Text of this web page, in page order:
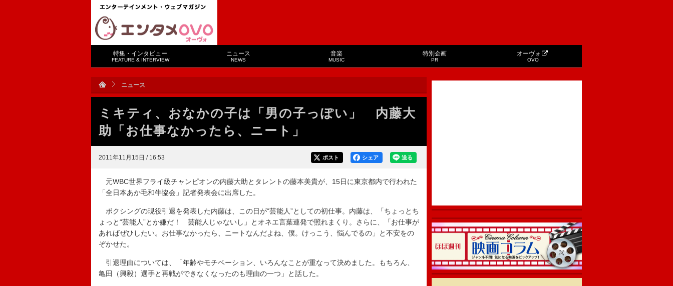
特集・インタビュー
FEATURE & INTERVIEW
ニュース
NEWS
音楽
MUSIC
特別企画
PR
オーヴォ
OVO
ニュース
ミキティ、おなかの子は「男の子っぽい」 内藤大
助「お仕事なかったら、ニート」
2011年11月15日 / 16:53 送る
シェア
ポスト
元WBC世界フライ級チャンピオンの内藤大助とタレントの藤本美貴が、15日に東京都内で行われた
「全日本あか毛和牛協会」記者発表会に出席した。
ボクシングの現役引退を発表した内藤は、この日が“芸能人”としての初仕事。内藤は、「ちょっとち
ょっと“芸能人”とか嫌だ！ 芸能人じゃないし」とオネエ言葉連発で照れまくり。さらに、「お仕事が
あればぜひしたい。お仕事なかったら、ニートなんだよね、僕。けっこう、悩んでるの」と不安をの
ぞかせた。
引退理由については、「年齢やモチベーション、いろんなことが重なって決めました。もちろん、
亀田（興毅）選手と再戦ができなくなったのも理由の一つ」と話した。